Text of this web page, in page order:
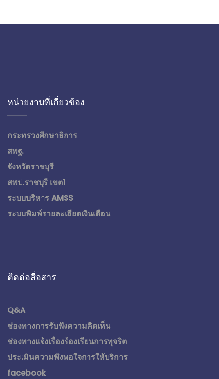
หน่วยงานที่เกี่ยวข้อง
กระทรวงศึกษาธิการ
สพฐ.
จังหวัดราชบุรี
สพป.ราชบุรี เขต1
ระบบบริหาร AMSS
ระบบพิมพ์รายละเอียดเงินเดือน
ติดต่อสื่อสาร
Q&A
ช่องทางการรับฟังความคิดเห็น
ช่องทางแจ้งเรื่องร้องเรียนการทุจริต
ประเมินความพึงพอใจการให้บริการ
facebook